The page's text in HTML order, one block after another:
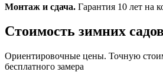
Монтаж и сдача. Гарантия 10 лет на
Стоимость зимних
Ориентировочные цены. Точную
бесплатного замера